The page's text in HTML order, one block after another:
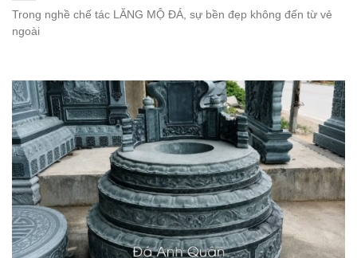
Trong nghề chế tác LĂNG MỘ ĐÁ, sự bền đẹp không đến từ vẻ
ngoài